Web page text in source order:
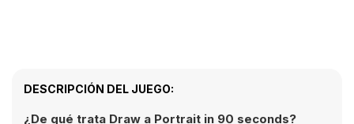
DESCRIPCIÓN DEL JUEGO:
¿De qué trata Draw a Portrait in 90 seconds?